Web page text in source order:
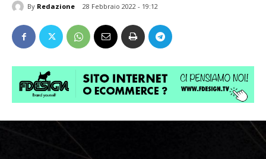
By Redazione 28 Febbraio 2022 - 19:12